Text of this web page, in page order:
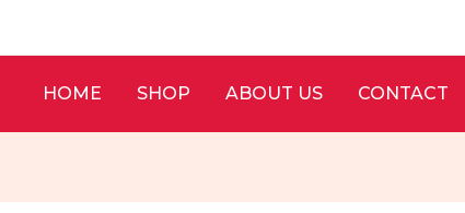
HOME SHOP ABOUT US CONTACT